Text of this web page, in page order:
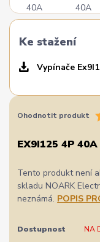
Ke stažení
Vypínače
Ohodnotit produkt
EX9I125 4P 40A
Tento produkt není
skladu NOARK
neznámá. POPIS
Dostupnost NA